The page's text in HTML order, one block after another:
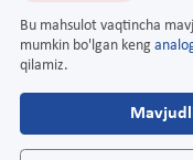
Bu mahsulot vaqtincha
mumkin bo'lgan keng
qilamiz.